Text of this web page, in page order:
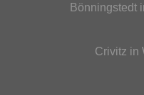
Bönningstedt
Crivitz in